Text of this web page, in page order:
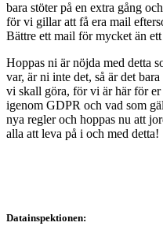
bara stöter på en extra gång
för vi gillar att få era mail
Bättre ett mail för mycket än
Hoppas ni är nöjda med detta
var, är ni inte det, så är det
vi skall göra, för vi är här för
igenom GDPR och vad som
nya regler och hoppas nu att
alla att leva på i och med detta!
Datainspektionen: